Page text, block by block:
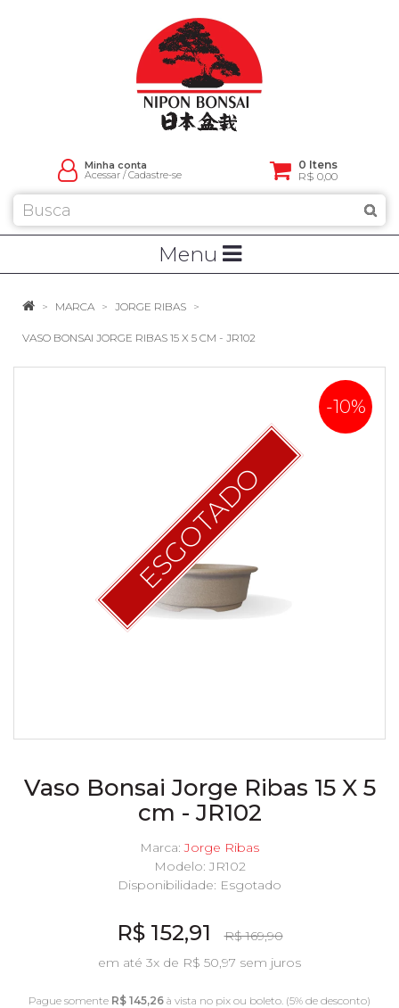
Minha conta
Acessar/Cadastre-se
0 Itens
R$ 0,00
Menu
MARCA JORGE RIBAS
VASO BONSAI JORGE RIBAS 15 X 5 CM - JR102
ESGOTADO
-10%
Vaso Bonsai Jorge Ribas 15 X 5
cm - JR102
Marca:Jorge Ribas
Modelo: JR102
Disponibilidade: Esgotado
R$ 169,90
R$ 152,91
em até 3x de R$ 50,97 sem juros
Pague somente R$ 145,26 à vista no pix ou boleto. (5% de desconto)